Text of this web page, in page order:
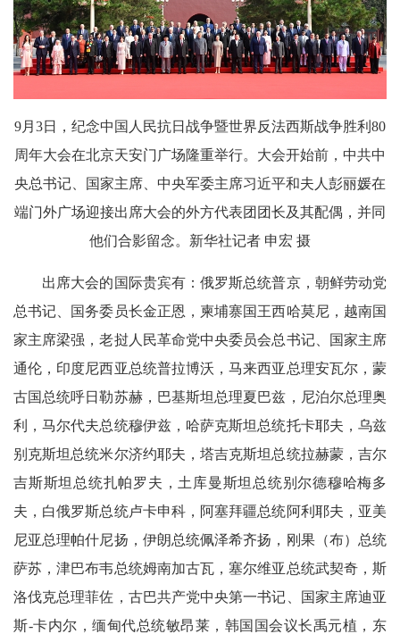
9月3日，纪念中国人民抗日战争暨世界反法西斯战争胜利80
周年大会在北京天安门广场隆重举行。大会开始前，中共中
央总书记、国家主席、中央军委主席习近平和夫人彭丽媛在
端门外广场迎接出席大会的外方代表团团长及其配偶，并同
他们合影留念。新华社记者 申宏 摄
出席大会的国际贵宾有：俄罗斯总统普京，朝鲜劳动党
总书记、国务委员长金正恩，柬埔寨国王西哈莫尼，越南国
家主席梁强，老挝人民革命党中央委员会总书记、国家主席
通伦，印度尼西亚总统普拉博沃，马来西亚总理安瓦尔，蒙
古国总统呼日勒苏赫，巴基斯坦总理夏巴兹，尼泊尔总理奥
利，马尔代夫总统穆伊兹，哈萨克斯坦总统托卡耶夫，乌兹
别克斯坦总统米尔济约耶夫，塔吉克斯坦总统拉赫蒙，吉尔
吉斯斯坦总统扎帕罗夫，土库曼斯坦总统别尔德穆哈梅多
夫，白俄罗斯总统卢卡申科，阿塞拜疆总统阿利耶夫，亚美
尼亚总理帕什尼扬，伊朗总统佩泽希齐扬，刚果（布）总统
萨苏，津巴布韦总统姆南加古瓦，塞尔维亚总统武契奇，斯
洛伐克总理菲佐，古巴共产党中央第一书记、国家主席迪亚
斯-卡内尔，缅甸代总统敏昂莱，韩国国会议长禹元植，东